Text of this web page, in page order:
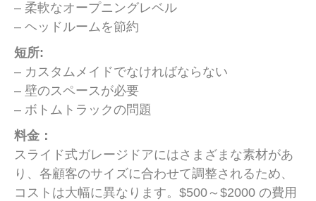
– 柔軟なオープニングレベル
– ヘッドルームを節約
短所:
– カスタムメイドでなければならない
– 壁のスペースが必要
– ボトムトラックの問題
料金：
スライド式ガレージドアにはさまざまな素材があ
り、各顧客のサイズに合わせて調整されるため、
コストは大幅に異なります。$500～$2000 の費用